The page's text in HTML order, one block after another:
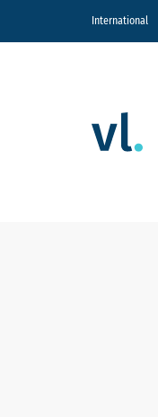
International